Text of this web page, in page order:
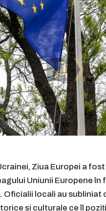
Ziua Europei a
Uniunii Europene în
Oficialii locali au
și culturale ce îl